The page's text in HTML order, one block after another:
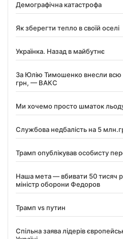
Демографічна катастрофа
Як зберегти тепло в своїй оселі
Українка. Назад в майбутнє
За Юлію Тимошенко внесли
грн, — ВАКС
Ми хочемо просто шматок
Службова недбалість на 5
Трамп опублікував особисту
Наша мета — вбивати 50 тисяч
міністр оборони Федоров
Трамп vs путин
Спільна заява лідерів